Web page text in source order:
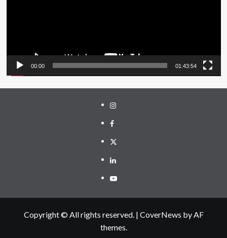
00:00 01:43:54
Instagram
Facebook
Twitter
Linkedin
Youtube
Copyright © All rights reserved. | CoverNews by AF
themes.